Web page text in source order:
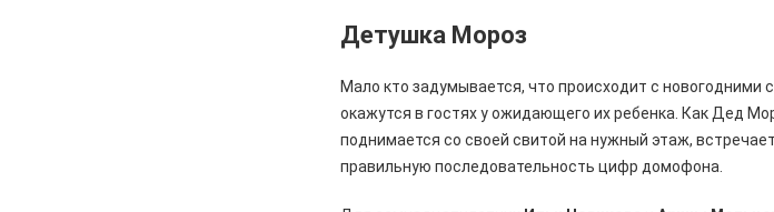
Детушка Мороз
Мало кто задумывается, что происходит с новогодними
окажутся в гостях у ожидающего их ребенка. Как Дед
поднимается со своей свитой на нужный этаж,
правильную последовательность цифр домофона.